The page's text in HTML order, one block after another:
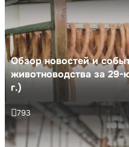
Обзор новостей и
животноводства за
г.)
793